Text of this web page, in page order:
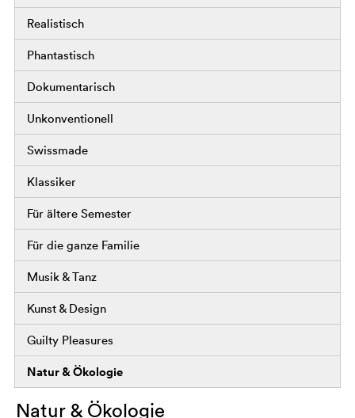
Realistisch
Phantastisch
Dokumentarisch
Unkonventionell
Swissmade
Klassiker
Für ältere Semester
Für die ganze Familie
Musik & Tanz
Kunst & Design
Guilty Pleasures
Natur & Ökologie
Natur & Ökologie